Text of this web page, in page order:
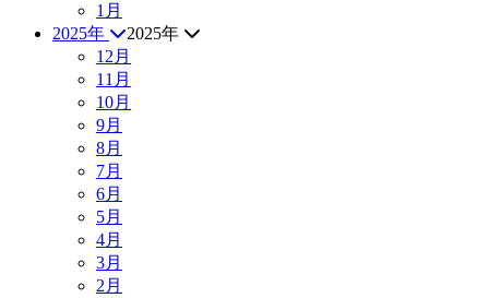
1月
2025年
2025年
12月
11月
10月
9月
8月
7月
6月
5月
4月
3月
2月